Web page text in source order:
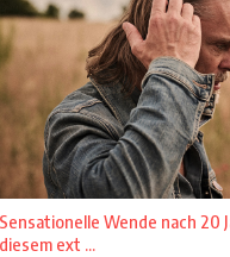
Sensationelle Wende nach 20
diesem ext ...